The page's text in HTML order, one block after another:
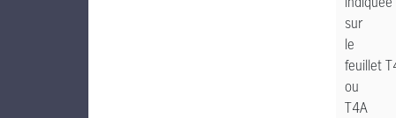
sur
le
feuillet
ou
T4A